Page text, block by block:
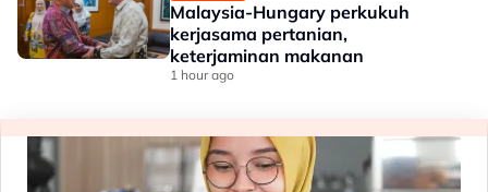
Malaysia-Hungary perkukuh
kerjasama pertanian,
keterjaminan makanan
1 hour ago